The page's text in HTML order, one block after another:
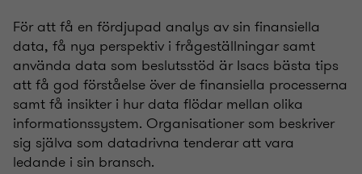
För att få en fördjupad analys av sin finansiella
data, få nya perspektiv i frågeställningar samt
använda data som beslutsstöd är Isacs bästa tips
att få god förståelse över de finansiella processerna
samt få insikter i hur data flödar mellan olika
informationssystem. Organisationer som beskriver
sig själva som datadrivna tenderar att vara
ledande i sin bransch.